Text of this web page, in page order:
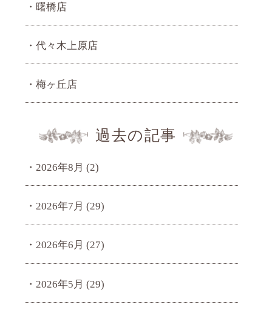
曙橋店
代々木上原店
梅ヶ丘店
過去の記事
2026年8月 (2)
2026年7月 (29)
2026年6月 (27)
2026年5月 (29)